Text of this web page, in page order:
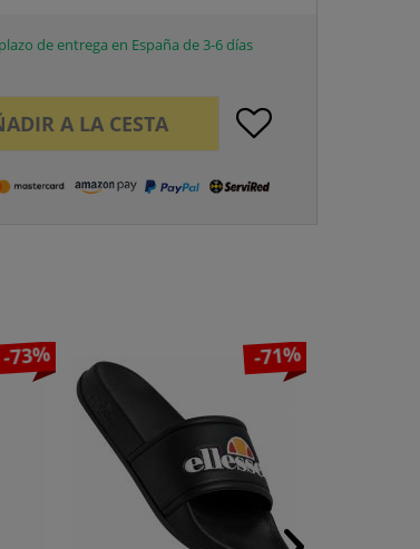
de entrega en España de 3-6 días
A LA CESTA
-73% -71%